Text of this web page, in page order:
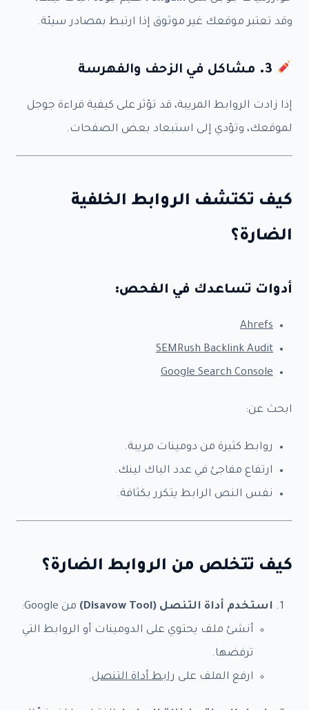
وقد تعتبر موقعك غير موثوق إذا ارتبط بمصادر سيئة.
مشاكل في الزحف والفهرسة
إذا زادت الروابط المريبة، قد تؤثر على كيفية قراءة جوجل
لموقعك، وتؤدي إلى استبعاد بعض الصفحات.
كيف تكتشف الروابط الخلفية
الضارة؟
أدوات تساعدك في الفحص:
Ahrefs
SEMRush Backlink Audit
Google Search Console
ابحث عن:
روابط كثيرة من دومينات مريبة.
ارتفاع مفاجئ في عدد الباك لينك.
نفس النص الرابط يتكرر بكثافة.
كيف تتخلص من الروابط الضارة؟
استخدم أداة التنصل (Disavow Tool)
من Google:
أنشئ ملف يحتوي على الدومينات أو الروابط التي
ترفضها.
ارفع الملف على رابط أداة التنصل.
×
الباقة المختارة: —
خدمة SEO - دفعة 1 -